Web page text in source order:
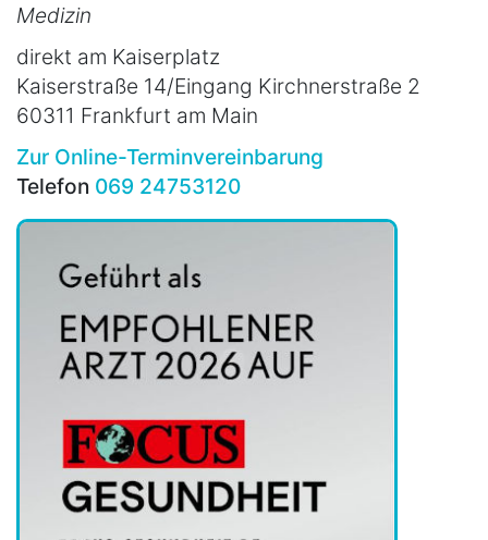
Medizin
direkt am Kaiserplatz
Kaiserstraße 14/Eingang Kirchnerstraße 2
60311 Frankfurt am Main
Zur Online-Terminvereinbarung
Telefon 069 24753120